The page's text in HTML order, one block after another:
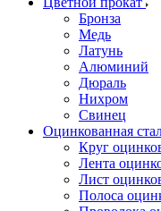
Бронза
Медь
Латунь
Алюминий
Дюраль
Нихром
Свинец
Оцинкованная
Круг
Лента
Лист
Полоса